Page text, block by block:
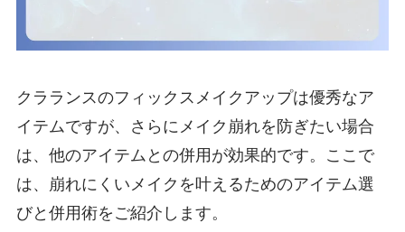
クラランスのフィックスメイクアップは優秀なア
イテムですが、さらにメイク崩れを防ぎたい場合
は、他のアイテムとの併用が効果的です。ここで
は、崩れにくいメイクを叶えるためのアイテム選
びと併用術をご紹介します。